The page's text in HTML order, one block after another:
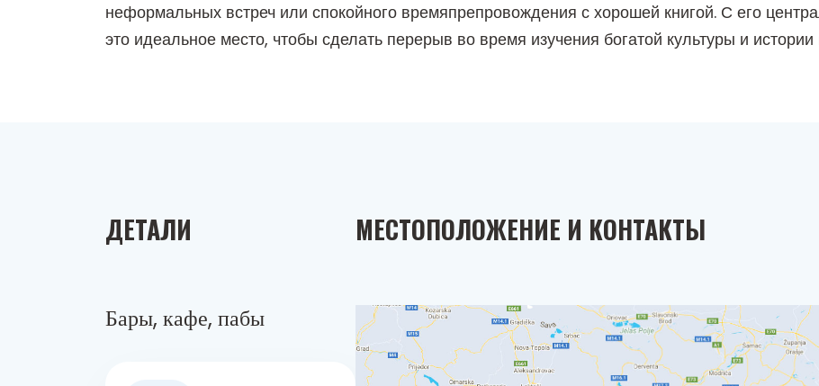
неформальных встреч или спокойного времяпрепровождения с хорошей книгой. С его
это идеальное место, чтобы сделать перерыв во время изучения богатой культуры и истории
ДЕТАЛИ
Бары, кафе, пабы
МЕСТОПОЛОЖЕНИЕ И КОНТАКТЫ